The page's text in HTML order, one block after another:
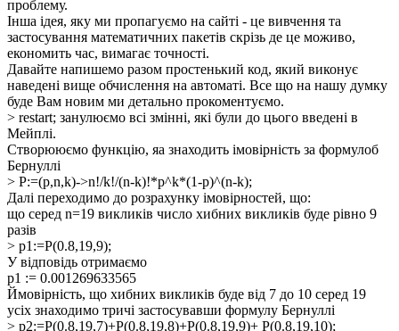
проблему.
Інша ідея, яку ми пропагуємо на сайті - це вивчення та
застосування математичних пакетів скрізь де це моживо,
економить час, вимагає точності.
Давайте напишемо разом простенький код, який виконує
наведені вище обчислення на автоматі. Все що на нашу думку
буде Вам новим ми детально прокоментуємо.
> restart; занулюємо всі змінні, які були до цього введені в
Мейплі.
Створююємо функцію, яа знаходить імовірність за формулоб
Бернуллі
> P:=(p,n,k)->n!/k!/(n-k)!*p^k*(1-p)^(n-k);
Далі переходимо до розрахунку імовірностей, що:
що серед n=19 викликів число хибних викликів буде рівно 9
разів
> p1:=P(0.8,19,9);
У відповідь отримаємо
p1 := 0.001269633565
Ймовірність, що хибних викликів буде від 7 до 10 серед 19
усіх знаходимо тричі застосувавши формулу Бернуллі
> p2:=P(0.8,19,7)+P(0.8,19,8)+P(0.8,19,9)+ P(0.8,19,10);